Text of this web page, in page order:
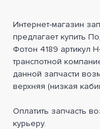
Интернет-магазин
предлагает купить
Фотон 4189 артикул
транспотной
данной запчасти
верхняя (низкая
Оплатить запчасть
курьеру.